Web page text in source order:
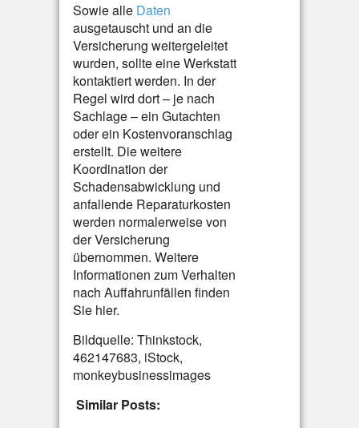
Sowie alle Daten
ausgetauscht und an die
Versicherung weitergeleitet
wurden, sollte eine Werkstatt
kontaktiert werden. In der
Regel wird dort – je nach
Sachlage – ein Gutachten
oder ein Kostenvoranschlag
erstellt. Die weitere
Koordination der
Schadensabwicklung und
anfallende Reparaturkosten
werden normalerweise von
der Versicherung
übernommen. Weitere
Informationen zum Verhalten
nach Auffahrunfällen finden
Sie hier.
Bildquelle: Thinkstock,
462147683, iStock,
monkeybusinessimages
Similar Posts: